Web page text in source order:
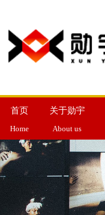
首页
Home
关于勋宇
About us